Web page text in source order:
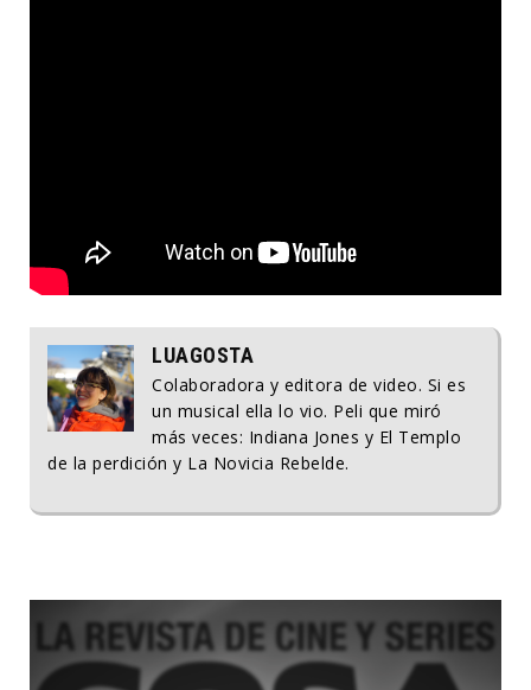
LUAGOSTA
Colaboradora y editora de video. Si es
un musical ella lo vio. Peli que miró
más veces: Indiana Jones y El Templo
de la perdición y La Novicia Rebelde.